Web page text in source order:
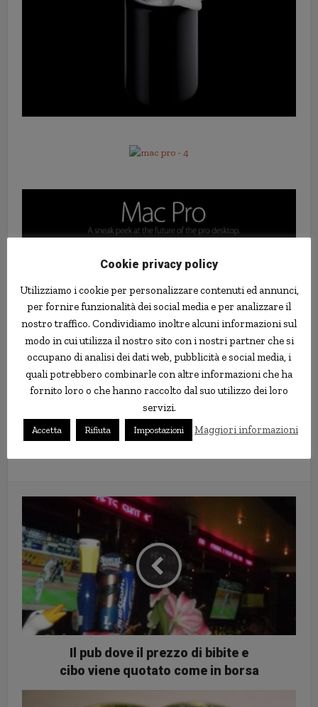
Il pub dove il prezzo di bibite e
cibo viene quotato come in borsa
Cookie privacy policy
Utilizziamo i cookie per personalizzare contenuti ed annunci,
per fornire funzionalità dei social media e per analizzare il
nostro traffico. Condividiamo inoltre alcuni informazioni sul
modo in cui utilizza il nostro sito con i nostri partner che si
occupano di analisi dei dati web, pubblicità e social media, i
quali potrebbero combinarle con altre informazioni che ha
fornito loro o che hanno raccolto dal suo utilizzo dei loro
servizi.
Accetta Rifiuta Impostazioni Maggiori informazioni